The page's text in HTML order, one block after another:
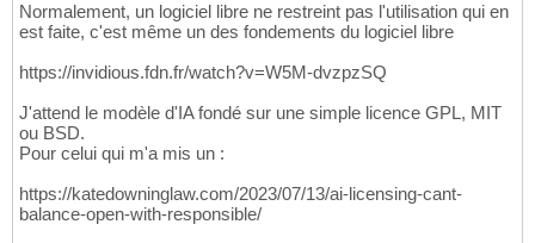
Normalement, un logiciel libre ne restreint pas l'utilisation qui en
est faite, c'est même un des fondements du logiciel libre
https://invidious.fdn.fr/watch?v=W5M-dvzpzSQ
J'attend le modèle d'IA fondé sur une simple licence GPL, MIT
ou BSD.
Pour celui qui m'a mis un :
https://katedowninglaw.com/2023/07/13/ai-licensing-cant-
balance-open-with-responsible/